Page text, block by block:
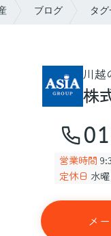
ブログ タ
川越
株
営業時間
定休日 水
メ